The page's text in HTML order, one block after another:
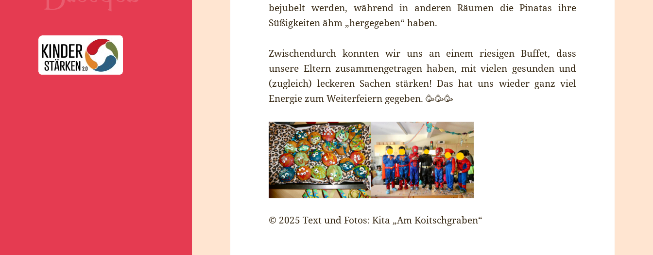
bejubelt werden, während in anderen Räumen die Pinatas ihre
Süßigkeiten ähm „hergegeben“ haben.
Zwischendurch konnten wir uns an einem riesigen Buffet, dass
unsere Eltern zusammengetragen haben, mit vielen gesunden und
(zugleich) leckeren Sachen stärken! Das hat uns wieder ganz viel
Energie zum Weiterfeiern gegeben. 🥳🥳🥳
© 2025 Text und Fotos: Kita „Am Koitschgraben“